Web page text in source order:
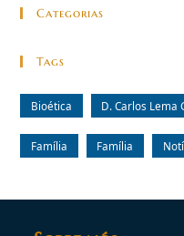
Categorias
Tags
Bioética D. Carlos Lema
Família Família